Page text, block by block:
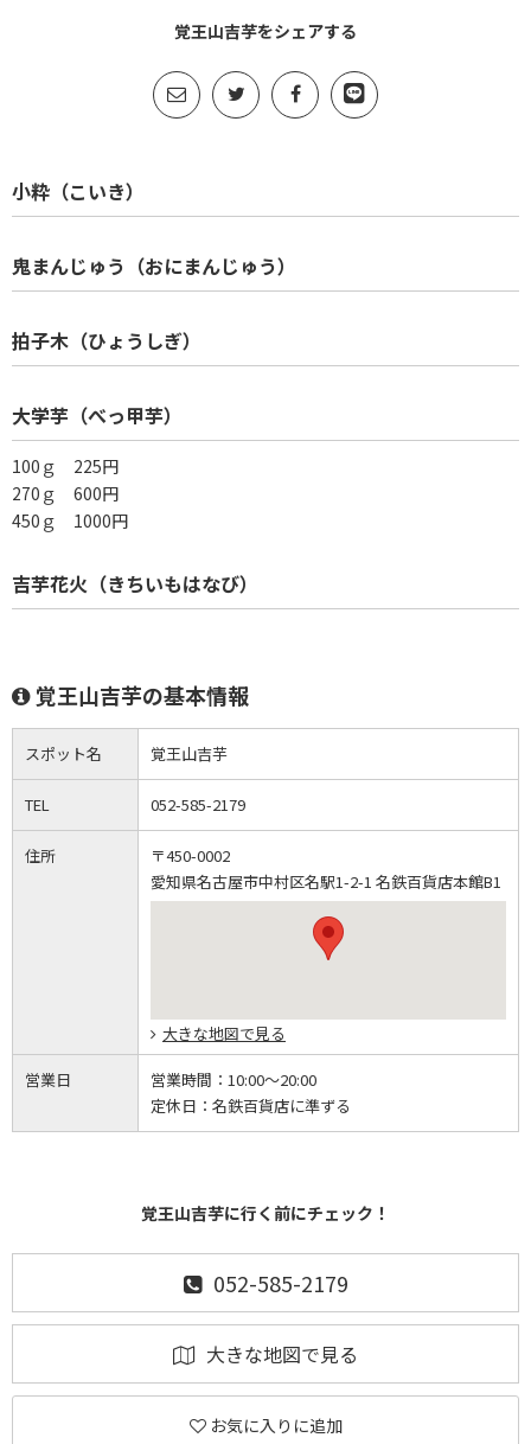
覚王山吉芋をシェアする
小粋（こいき）
鬼まんじゅう（おにまんじゅう）
拍子木（ひょうしぎ）
大学芋（べっ甲芋）
100ｇ 225円
270ｇ 600円
450ｇ 1000円
吉芋花火（きちいもはなび）
覚王山吉芋の基本情報
スポット名 覚王山吉芋
TEL 052-585-2179
住所
〒450-0002
愛知県名古屋市中村区名駅1-2-1 名鉄百貨店本館B1
大きな地図で見る
営業日 営業時間： 10:00～20:00
定休日： 名鉄百貨店に準ずる
覚王山吉芋に行く前にチェック！
052-585-2179
大きな地図で見る
お気に入りに追加